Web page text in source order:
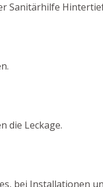
Sanitärhilfe
die Leckage.
bei Installationen